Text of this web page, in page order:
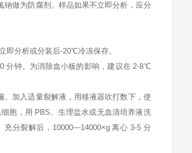
做为防腐剂。样品如果不立即分析，应分
即分析或分装后-20℃冷冻保存。
分钟。为消除血小板的影响，建议在 2-8℃
加入适量裂解液，用移液器吹打数下，使
胞，用 PBS、生理盐水或无血清培养液洗
分裂解后，10000—14000×g 离心 3-5 分